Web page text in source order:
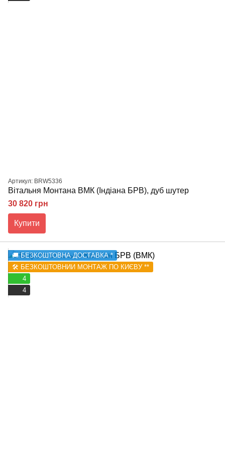
Артикул: BRW5336
Вітальня Монтана ВМК (Індіана БРВ), дуб шутер
30 820 грн
Купити
🚚 БЕЗКОШТОВНА ДОСТАВКА *
🛠️ БЕЗКОШТОВНИЙ МОНТАЖ ПО КИЄВУ **
4
4